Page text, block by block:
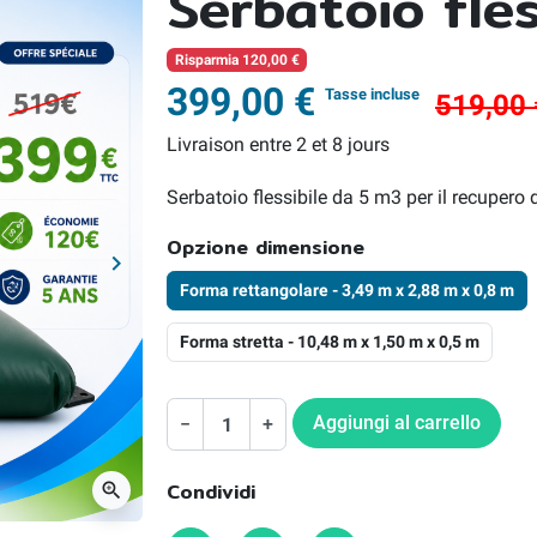
Successivo
keyboard_arrow_right
zoom_in
Risparmia 120,00 €
399,00 € Tasse incluse
Livraison entre 2 et 8 jours
Serbatoio flessibile da 5 m3 per il recupero
Opzione dimensione
Forma rettangolare - 3,49 m x 2,88 m x 0,8 m
Forma stretta - 10,48 m x 1,50 m x 0,5 m
− + Aggiungi al carrello
Condividi